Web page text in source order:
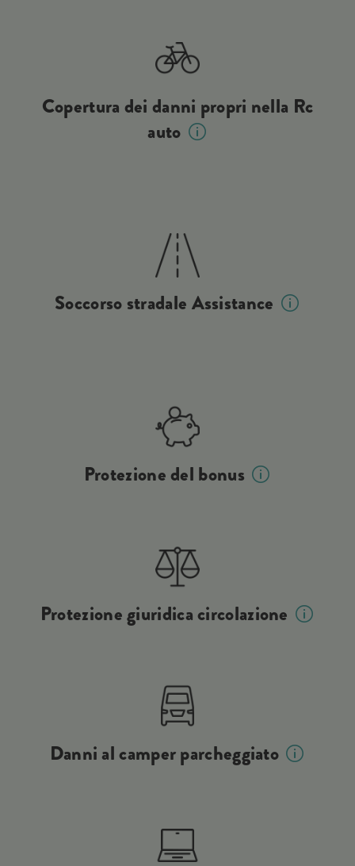
Copertura dei danni propri nella Rc
auto
Soccorso stradale Assistance
Protezione del bonus
Protezione giuridica circolazione
Danni al camper parcheggiato